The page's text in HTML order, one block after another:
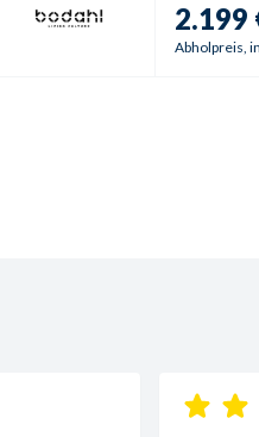
2.199
Abholpreis,